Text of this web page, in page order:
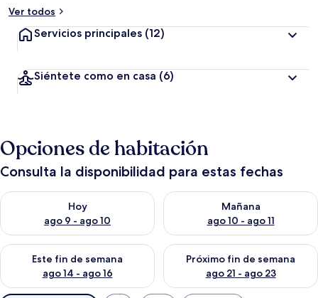
Ver todos
Servicios principales (12)
Siéntete como en casa (6)
Opciones de habitación
Consulta la disponibilidad para estas fechas
Hoy
ago 9 - ago 10
Consulta la disponibilidad para hoy ago 9 - ago 10
Mañana
ago 10 - ago 11
Consulta la disponibilidad
Este fin de semana
ago 14 - ago 16
Consulta la disponibilidad para este fin de semana ago 14 -
Próximo fin de semana
ago 21 - ago 23
Consulta la disponibilidad